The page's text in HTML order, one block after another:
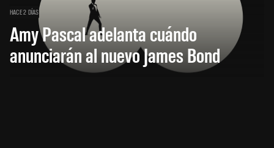
HACE 2 DÍAS
Amy Pascal adelanta cuándo
anunciarán al nuevo James Bond